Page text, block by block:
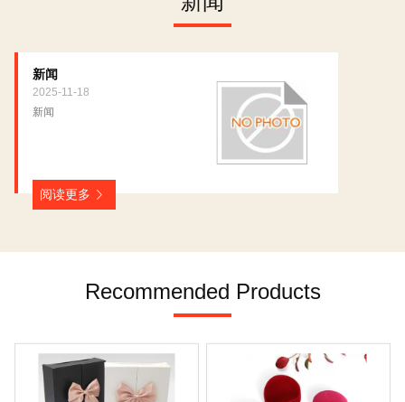
新闻
2025-11-18
新闻
阅读更多
Recommended Products